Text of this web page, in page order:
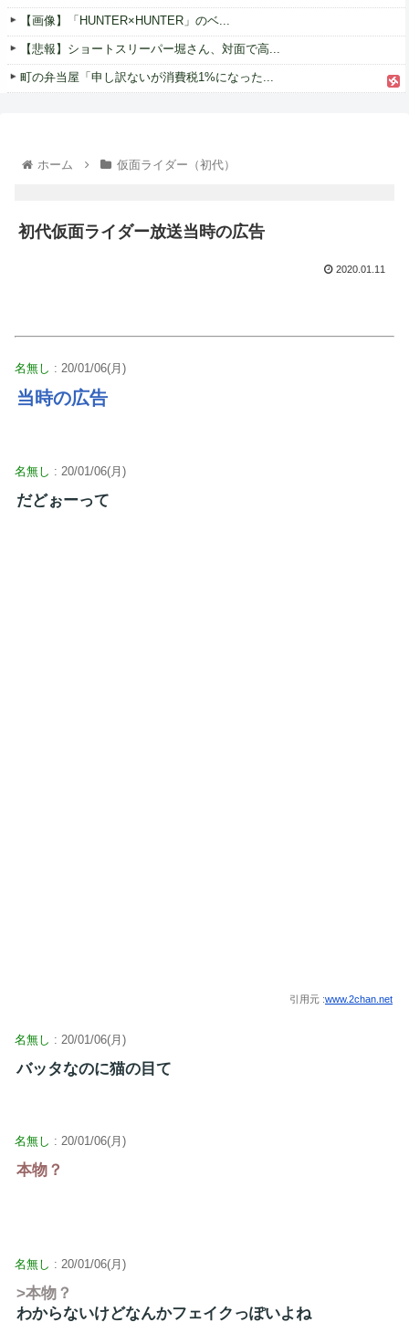
【画像】「HUNTER×HUNTER」のベ...
【悲報】ショートスリーパー堀さん、対面で高...
町の弁当屋「申し訳ないが消費税1%になった...
ホーム 仮面ライダー（初代）
初代仮面ライダー放送当時の広告
2020.01.11
名無し : 20/01/06(月)
当時の広告
名無し : 20/01/06(月)
だどぉーって
引用元 :www.2chan.net
名無し : 20/01/06(月)
バッタなのに猫の目て
名無し : 20/01/06(月)
本物？
名無し : 20/01/06(月)
>本物？
わからないけどなんかフェイクっぽいよね